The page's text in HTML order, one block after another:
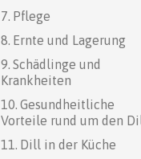
Pflege
Ernte und Lagerung
Schädlinge und
Krankheiten
Gesundheitliche
Vorteile rund um den Dill
Dill in der Küche